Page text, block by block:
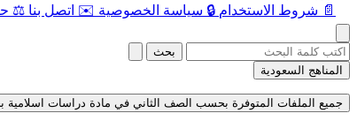
📄 شروط الاستخدام 🔒 سياسة الخصوصية ✉️ اتصل بنا ⚖️
بحث
المناهج السعودية
جميع الملفات المتوفرة بحسب الصف الثاني في مادة دراسات اسلامية